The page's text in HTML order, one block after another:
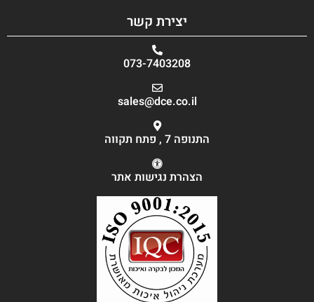
יצירת קשר
073-7403208
sales@dce.co.il
התנופה 7 , פתח תקווה
הצהרת נגישות אתר